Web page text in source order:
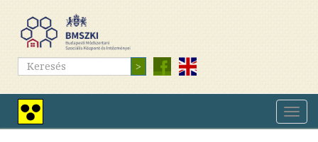
tartalomra
Nagy
kontrasztú
Keresés Keresés